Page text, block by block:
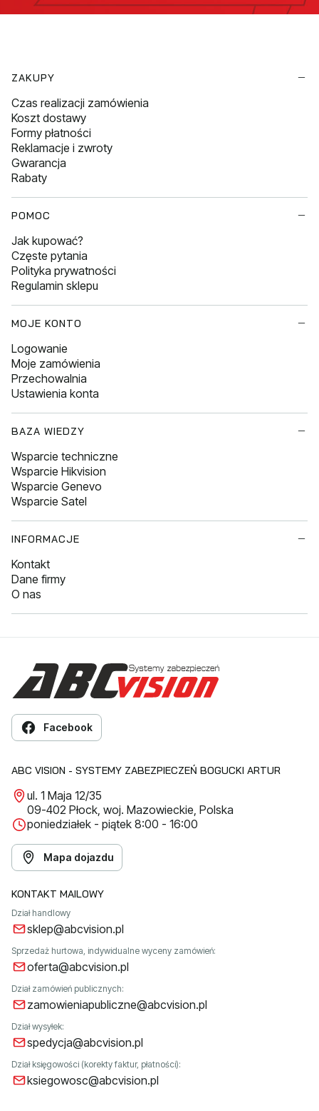
ZAKUPY
Czas realizacji zamówienia
Koszt dostawy
Formy płatności
Reklamacje i zwroty
Gwarancja
Rabaty
POMOC
Jak kupować?
Częste pytania
Polityka prywatności
Regulamin sklepu
MOJE KONTO
Logowanie
Moje zamówienia
Przechowalnia
Ustawienia konta
BAZA WIEDZY
Wsparcie techniczne
Wsparcie Hikvision
Wsparcie Genevo
Wsparcie Satel
INFORMACJE
Kontakt
Dane firmy
O nas
Facebook
ABC VISION - SYSTEMY ZABEZPIECZEŃ BOGUCKI ARTUR
ul. 1 Maja 12/35
09-402 Płock, woj. Mazowieckie, Polska
poniedziałek - piątek 8:00 - 16:00
Mapa dojazdu
KONTAKT MAILOWY
Dział handlowy
sklep@abcvision.pl
Sprzedaż hurtowa, indywidualne wyceny zamówień:
oferta@abcvision.pl
Dział zamówień publicznych:
zamowieniapubliczne@abcvision.pl
Dział wysyłek:
spedycja@abcvision.pl
Dział księgowości (korekty faktur, płatności):
ksiegowosc@abcvision.pl